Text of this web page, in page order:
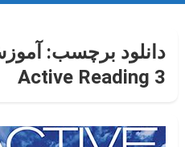
دانلود برچسب:
Active Reading 3